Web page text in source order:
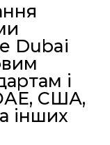
Dubai
і
США,
інших